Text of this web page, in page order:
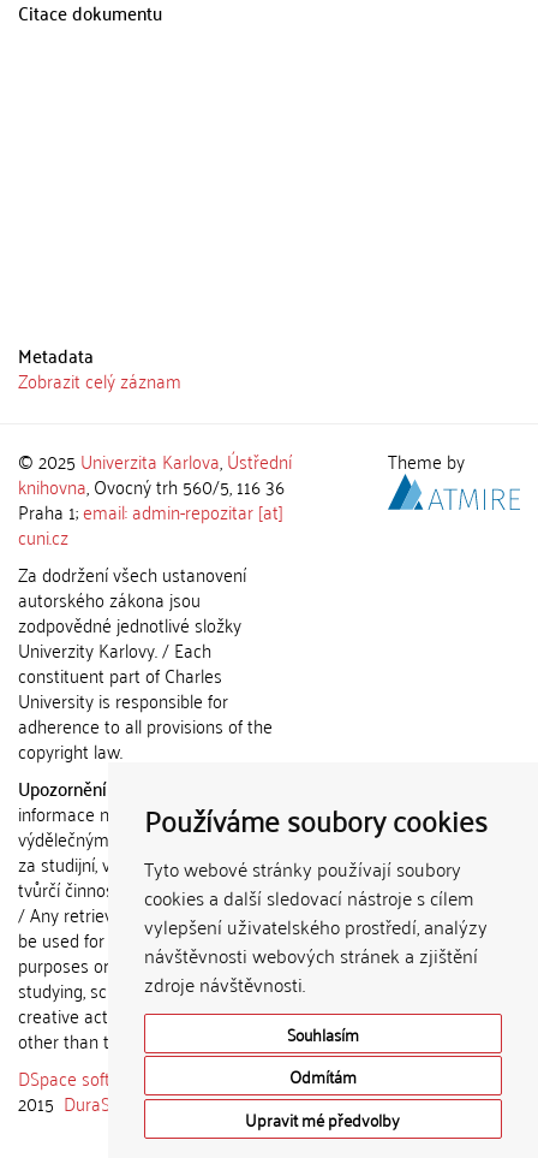
Používáme soubory cookies
Tyto webové stránky používají soubory
cookies a další sledovací nástroje s cílem
vylepšení uživatelského prostředí, analýzy
návštěvnosti webových stránek a zjištění
zdroje návštěvnosti.
Souhlasím
Odmítám
Upravit mé předvolby
Citace dokumentu
Metadata
Zobrazit celý záznam
© 2025 Univerzita Karlova,Ústřední
knihovna, Ovocný trh 560/5, 116 36
Praha 1;email: admin-repozitar [at]
cuni.cz
Za dodržení všech ustanovení
autorského zákona jsou
zodpovědné jednotlivé složky
Univerzity Karlovy. / Each
constituent part of Charles
University is responsible for
adherence to all provisions of the
copyright law.
Upozornění / Notice:
informace nemohou být použity k
výdělečným účelům nebo vydávány
za studijní, vědeckou nebo jinou
tvůrčí činnost jiné osoby než autora.
/ Any retrieved information shall not
be used for any commercial
purposes or claimed as results of
studying, scientific or any other
creative activities of any person
other than the author.
DSpace software
copyright © 2002-
2015 DuraSpace
Theme by